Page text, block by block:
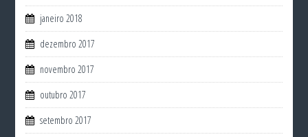
janeiro 2018
dezembro 2017
novembro 2017
outubro 2017
setembro 2017